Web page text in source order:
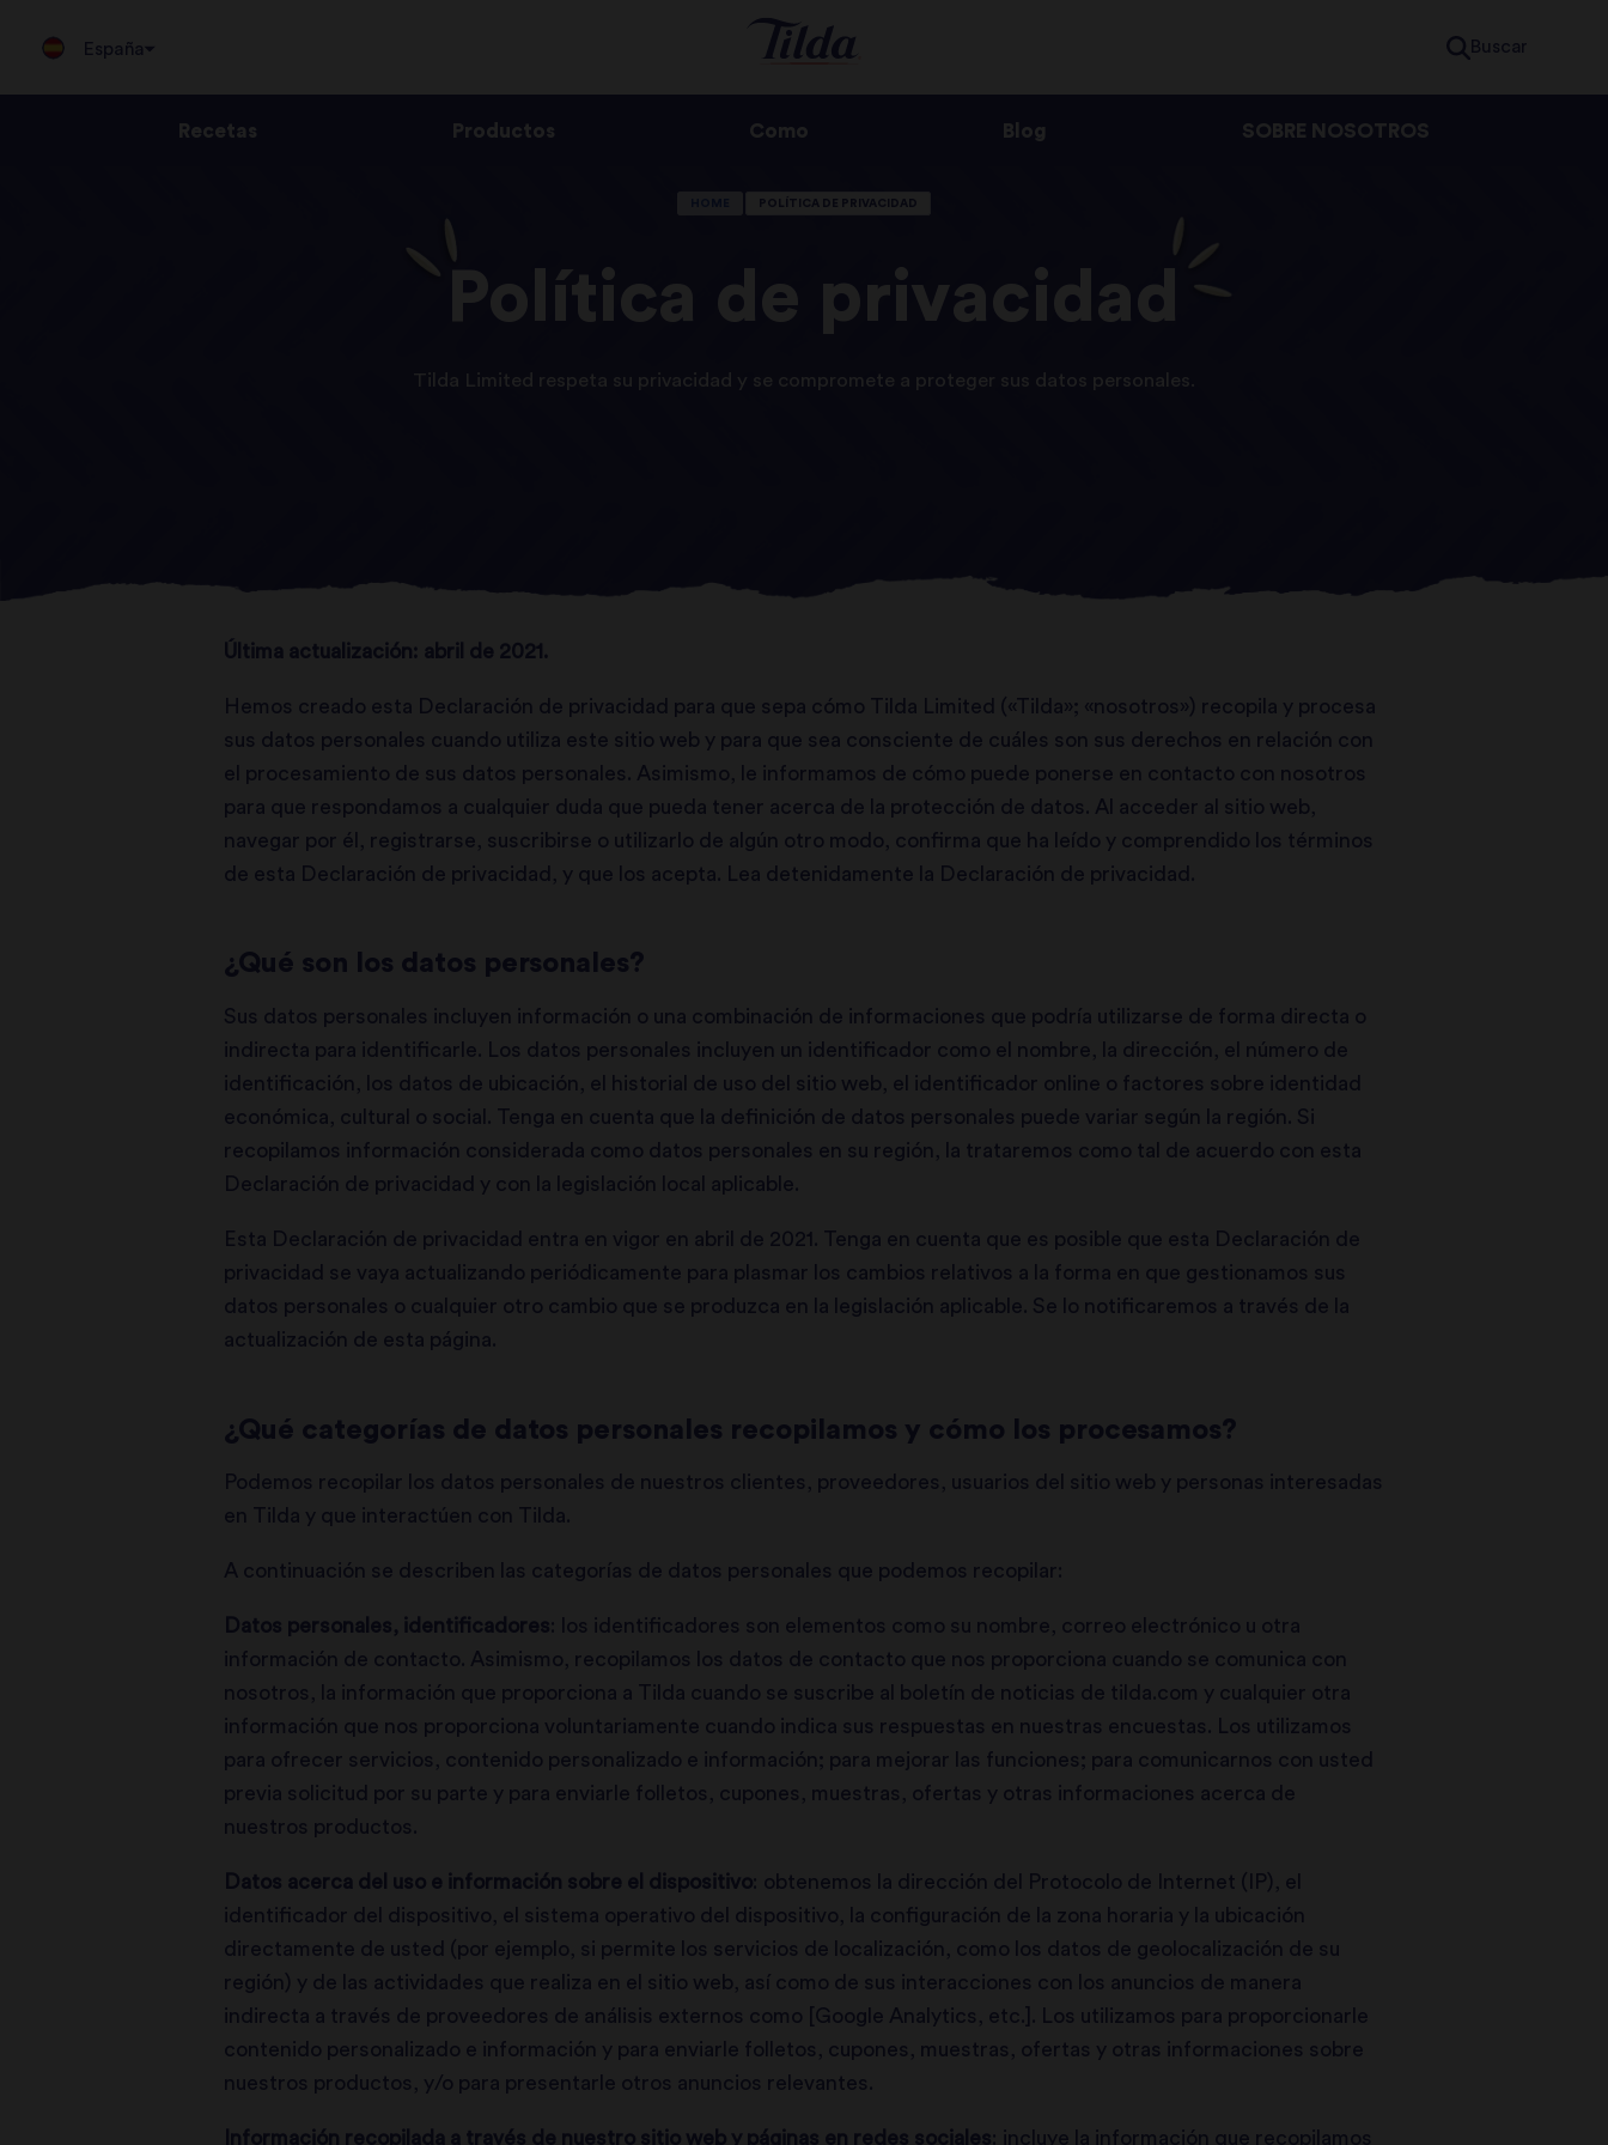
España Buscar
Recetas Productos Como Blog SOBRE NOSOTROS
POLÍTICA DE PRIVACIDAD
Política de privacidad
Tilda Limited respeta su privacidad y se compromete a proteger sus datos personales.
Última actualización: abril de 2021.
Hemos creado esta Declaración de privacidad para que sepa cómo Tilda Limited («Tilda»; «nosotros») recopila y procesa
sus datos personales cuando utiliza este sitio web y para que sea consciente de cuáles son sus derechos en relación con
el procesamiento de sus datos personales. Asimismo, le informamos de cómo puede ponerse en contacto con nosotros
para que respondamos a cualquier duda que pueda tener acerca de la protección de datos. Al acceder al sitio web,
navegar por él, registrarse, suscribirse o utilizarlo de algún otro modo, confirma que ha leído y comprendido los términos
de esta Declaración de privacidad, y que los acepta. Lea detenidamente la Declaración de privacidad.
¿Qué son los datos personales?
Sus datos personales incluyen información o una combinación de informaciones que podría utilizarse de forma directa o
indirecta para identificarle. Los datos personales incluyen un identificador como el nombre, la dirección, el número de
identificación, los datos de ubicación, el historial de uso del sitio web, el identificador online o factores sobre identidad
económica, cultural o social. Tenga en cuenta que la definición de datos personales puede variar según la región. Si
recopilamos información considerada como datos personales en su región, la trataremos como tal de acuerdo con esta
Declaración de privacidad y con la legislación local aplicable.
Esta Declaración de privacidad entra en vigor en abril de 2021. Tenga en cuenta que es posible que esta Declaración de
privacidad se vaya actualizando periódicamente para plasmar los cambios relativos a la forma en que gestionamos sus
datos personales o cualquier otro cambio que se produzca en la legislación aplicable. Se lo notificaremos a través de la
actualización de esta página.
¿Qué categorías de datos personales recopilamos y cómo los procesamos?
Podemos recopilar los datos personales de nuestros clientes, proveedores, usuarios del sitio web y personas interesadas
en Tilda y que interactúen con Tilda.
A continuación se describen las categorías de datos personales que podemos recopilar:
Datos personales, identificadores:
los identificadores son elementos como su nombre, correo electrónico u otra
información de contacto. Asimismo, recopilamos los datos de contacto que nos proporciona cuando se comunica con
nosotros, la información que proporciona a Tilda cuando se suscribe al boletín de noticias de tilda.com y cualquier otra
información que nos proporciona voluntariamente cuando indica sus respuestas en nuestras encuestas. Los utilizamos
para ofrecer servicios, contenido personalizado e información; para mejorar las funciones; para comunicarnos con usted
previa solicitud por su parte y para enviarle folletos, cupones, muestras, ofertas y otras informaciones acerca de
nuestros productos.
Datos acerca del uso e información sobre el dispositivo: obtenemos la dirección del Protocolo de Internet (IP), el
identificador del dispositivo, el sistema operativo del dispositivo, la configuración de la zona horaria y la ubicación
directamente de usted (por ejemplo, si permite los servicios de localización, como los datos de geolocalización de su
región) y de las actividades que realiza en el sitio web, así como de sus interacciones con los anuncios de manera
indirecta a través de proveedores de análisis externos como [Google Analytics, etc.]. Los utilizamos para proporcionarle
contenido personalizado e información y para enviarle folletos, cupones, muestras, ofertas y otras informaciones sobre
nuestros productos, y/o para presentarle otros anuncios relevantes.
Información recopilada a través de nuestro sitio web y páginas en redes sociales: incluye la información que recopilamos